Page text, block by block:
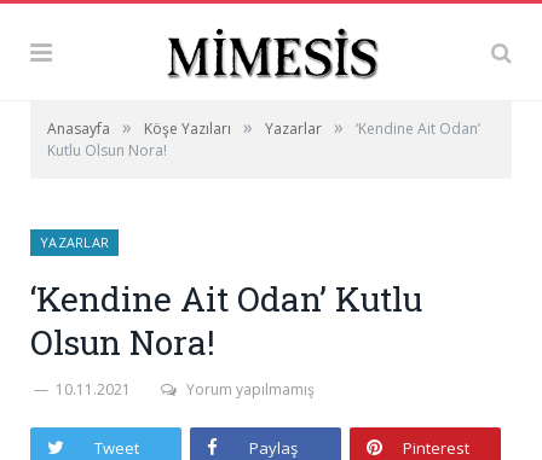
Anasayfa » Köşe Yazıları » Yazarlar »
‘Kendine Ait Odan’
Kutlu Olsun Nora!
YAZARLAR
‘Kendine Ait Odan’ Kutlu
Olsun Nora!
10.11.2021 Yorum yapılmamış
Tweet Paylaş Pinterest